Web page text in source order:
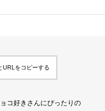
URLをコピーする
コ好きさんにぴったりの